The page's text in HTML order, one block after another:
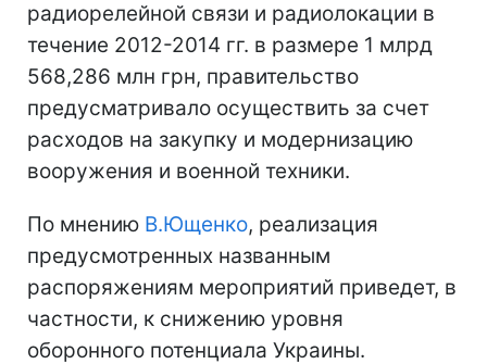
радиорелейной связи и радиолокации в
течение 2012-2014 гг. в размере 1 млрд
568,286 млн грн, правительство
предусматривало осуществить за счет
расходов на закупку и модернизацию
вооружения и военной техники.
По мнению В.Ющенко, реализация
предусмотренных названным
распоряжениям мероприятий приведет, в
частности, к снижению уровня
оборонного потенциала Украины.